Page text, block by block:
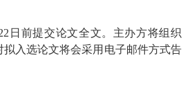
日前提交论文全文。主办方将组织
入选论文将会采用电子邮件方式告
务说明